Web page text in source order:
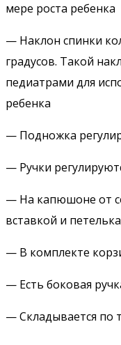
мере роста ребенка
— Наклон спинки
градусов. Такой
педиатрами для
ребенка
— Подножка
— Ручки
— На капюшоне от
вставкой и
— В комплекте
— Есть боковая
— Складывается по